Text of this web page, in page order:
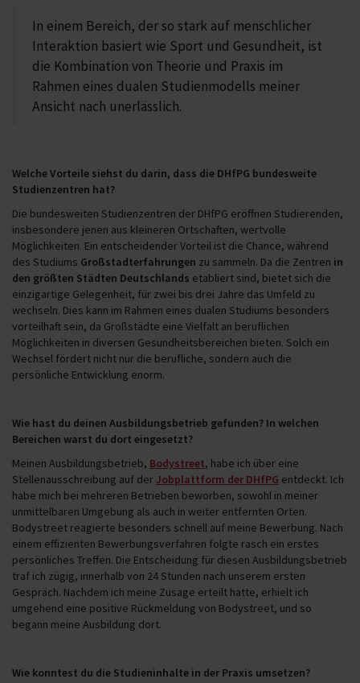
In einem Bereich, der so stark auf menschlicher
Interaktion basiert wie Sport und Gesundheit, ist
die Kombination von Theorie und Praxis im
Rahmen eines dualen Studienmodells meiner
Ansicht nach unerlässlich.
Welche Vorteile siehst du darin, dass die DHfPG bundesweite
Studienzentren hat?
Die bundesweiten Studienzentren der DHfPG eröffnen Studierenden,
insbesondere jenen aus kleineren Ortschaften, wertvolle
Möglichkeiten. Ein entscheidender Vorteil ist die Chance, während
des Studiums Großstadterfahrungen zu sammeln. Da die Zentren in
den größten Städten Deutschlands etabliert sind, bietet sich die
einzigartige Gelegenheit, für zwei bis drei Jahre das Umfeld zu
wechseln. Dies kann im Rahmen eines dualen Studiums besonders
vorteilhaft sein, da Großstädte eine Vielfalt an beruflichen
Möglichkeiten in diversen Gesundheitsbereichen bieten. Solch ein
Wechsel fördert nicht nur die berufliche, sondern auch die
persönliche Entwicklung enorm.
Wie hast du deinen Ausbildungsbetrieb gefunden? In welchen
Bereichen warst du dort eingesetzt?
Meinen Ausbildungsbetrieb, Bodystreet, habe ich über eine
Stellenausschreibung auf derJobplattform der DHfPG entdeckt. Ich
habe mich bei mehreren Betrieben beworben, sowohl in meiner
unmittelbaren Umgebung als auch in weiter entfernten Orten.
Bodystreet reagierte besonders schnell auf meine Bewerbung. Nach
einem effizienten Bewerbungsverfahren folgte rasch ein erstes
persönliches Treffen. Die Entscheidung für diesen Ausbildungsbetrieb
traf ich zügig, innerhalb von 24 Stunden nach unserem ersten
Gespräch. Nachdem ich meine Zusage erteilt hatte, erhielt ich
umgehend eine positive Rückmeldung von Bodystreet, und so
begann meine Ausbildung dort.
Wie konntest du die Studieninhalte in der Praxis umsetzen?